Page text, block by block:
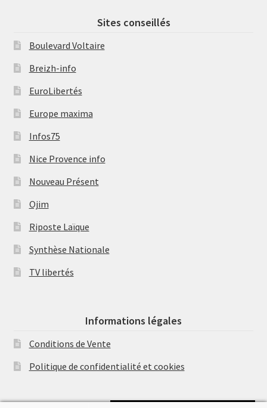
Sites conseillés
Boulevard Voltaire
Breizh-info
EuroLibertés
Europe maxima
Infos75
Nice Provence info
Nouveau Présent
Ojim
Riposte Laïque
Synthèse Nationale
TV libertés
Informations légales
Conditions de Vente
Politique de confidentialité et cookies